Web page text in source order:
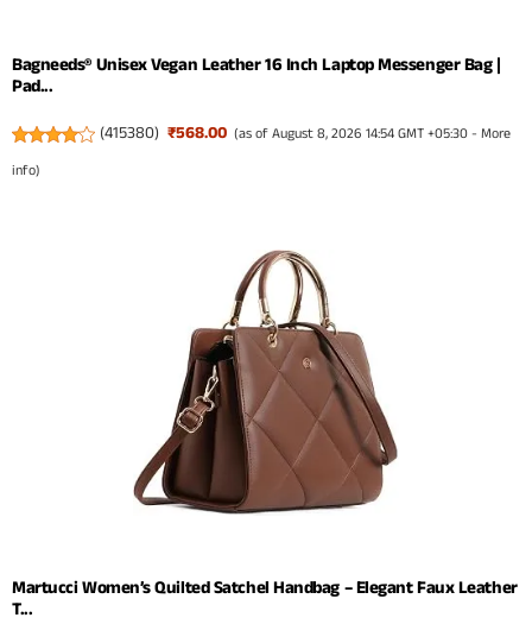
Bagneeds® Unisex Vegan Leather 16 Inch Laptop Messenger Bag |
Pad...
(415380) ₹568.00 (as of August 8, 2026 14:54 GMT +05:30 -More
info)
Martucci Women’s Quilted Satchel Handbag – Elegant Faux Leather
T...